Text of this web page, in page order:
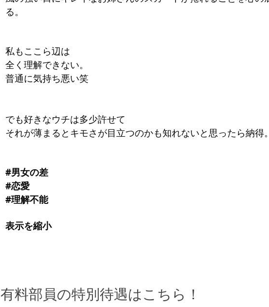
る。
私もここら辺は
全く理解できない。
普通に気持ち悪い笑
でも好きなウチは多少許せて
それが薄まるとキモさが目立つのかも知れないと思ったら納得。
#男女の差
#恋愛
#理解不能
表示を縮小
有料部員の特別待遇はこちら！